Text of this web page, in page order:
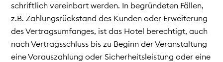
schriftlich vereinbart werden. In begründeten Fällen,
z.B. Zahlungsrückstand des Kunden oder Erweiterung
des Vertragsumfanges, ist das Hotel berechtigt, auch
nach Vertragsschluss bis zu Beginn der Veranstaltung
eine Vorauszahlung oder Sicherheitsleistung oder eine